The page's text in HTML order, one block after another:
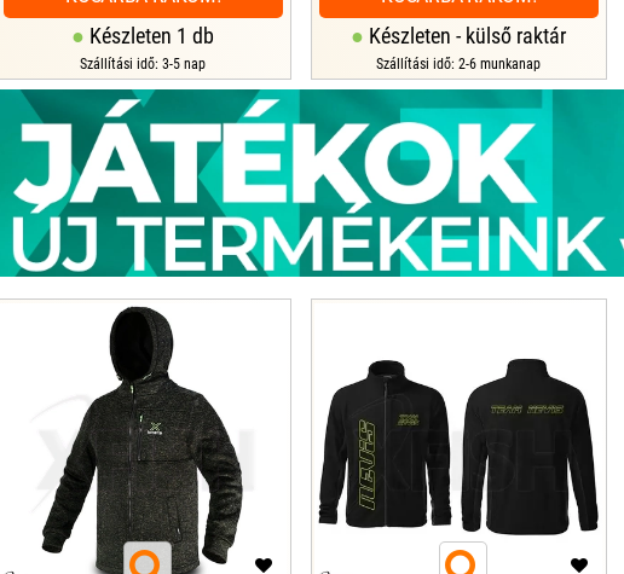
Készleten 1 db
Szállítási idő: 3-5 nap
Készleten - külső raktár
Szállítási idő: 2-6 munkanap